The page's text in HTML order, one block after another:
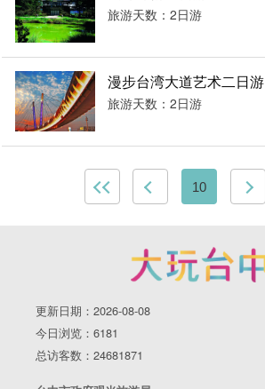
旅游天数：2日游
漫步台湾大道艺术二日游
旅游天数：2日游
10
更新日期：2026-08-08
今日浏览：6181
总访客数：24681871